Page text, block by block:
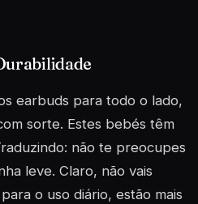
earbuds para todo o lado,
sorte. Estes bebés têm
não te preocupes
leve. Claro, não vais
o uso diário, estão mais